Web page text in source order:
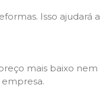
Isso ajudará a
mais baixo nem